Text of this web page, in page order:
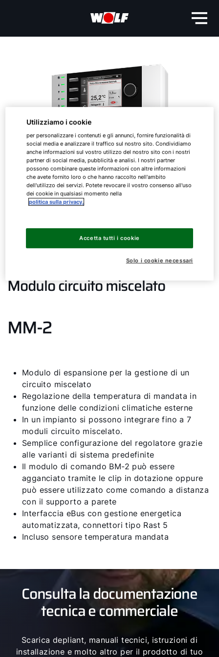
Modulo circuito miscelato
MM-2
Modulo di espansione per la gestione di un
circuito miscelato
Regolazione della temperatura di mandata in
funzione delle condizioni climatiche esterne
In un impianto si possono integrare fino a 7
moduli circuito miscelato.
Semplice configurazione del regolatore grazie
alle varianti di sistema predefinite
Il modulo di comando BM-2 può essere
agganciato tramite le clip in dotazione oppure
può essere utilizzato come comando a distanza
con il supporto a parete
Interfaccia eBus con gestione energetica
automatizzata, connettori tipo Rast 5
Incluso sensore temperatura mandata
Consulta la documentazione
tecnica e commerciale
Scarica depliant, manuali tecnici, istruzioni di
installazione e molto altro per il prodotto di tuo
Utilizziamo i cookie
per personalizzare i contenuti e gli annunci, fornire funzionalità di
social media e analizzare il traffico sul nostro sito. Condividiamo
anche informazioni sul vostro utilizzo del nostro sito con i nostri
partner di social media, pubblicità e analisi. I nostri partner
possono combinare queste informazioni con altre informazioni
che avete fornito loro o che hanno raccolto nell'ambito
dell'utilizzo dei servizi. Potete revocare il vostro consenso all'uso
dei cookie in qualsiasi momento nella
politica sulla privacy.
Solo i cookie necessari
Accetta tutti i cookie